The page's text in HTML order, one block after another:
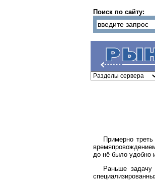
Поиск по сайту:
Примерно
до нё было удобно
Раньше